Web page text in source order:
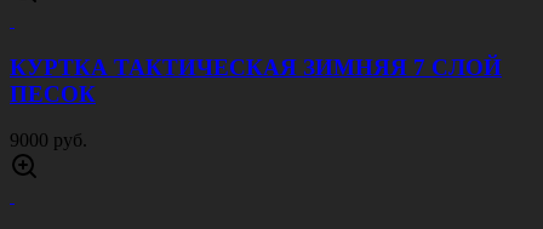
КУРТКА ТАКТИЧЕСКАЯ ЗИМНЯЯ 7 СЛОЙ
ПЕСОК
9000 руб.